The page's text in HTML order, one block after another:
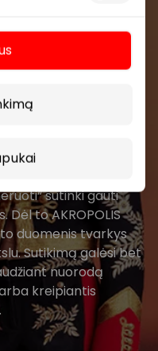
sutinki gauti
Dėl to AKROPOLIS
duomenis tvarkys
Sutikimą galėsi bet
nuorodą
kreipiantis